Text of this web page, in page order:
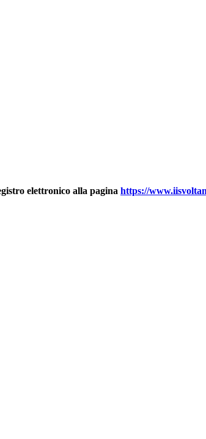
elettronico alla pagina https://